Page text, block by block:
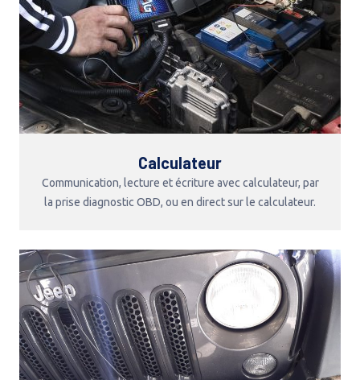
Calculateur
Communication, lecture et écriture avec calculateur, par
la prise diagnostic OBD, ou en direct sur le calculateur.